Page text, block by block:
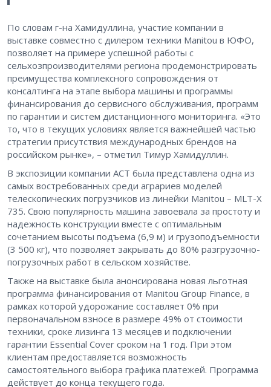
По словам г-на Хамидуллина, участие компании в
выставке совместно с дилером техники Manitou в ЮФО,
позволяет на примере успешной работы с
сельхозпроизводителями региона продемонстрировать
преимущества комплексного сопровождения от
консалтинга на этапе выбора машины и программы
финансирования до сервисного обслуживания, программ
по гарантии и систем дистанционного мониторинга. «Это
то, что в текущих условиях является важнейшей частью
стратегии присутствия международных брендов на
российском рынке», – отметил Тимур Хамидуллин.
В экспозиции компании АСТ была представлена одна из
самых востребованных среди аграриев моделей
телескопических погрузчиков из линейки Manitou – MLT-X
735. Свою популярность машина завоевала за простоту и
надежность конструкции вместе с оптимальным
сочетанием высоты подъема (6,9 м) и грузоподъемности
(3 500 кг), что позволяет закрывать до 80% разгрузочно-
погрузочных работ в сельском хозяйстве.
Также на выставке была анонсирована новая льготная
программа финансирования от Manitou Group Finance, в
рамках которой удорожание составляет 0% при
первоначальном взносе в размере 49% от стоимости
техники, сроке лизинга 13 месяцев и подключении
гарантии Essential Cover сроком на 1 год. При этом
клиентам предоставляется возможность
самостоятельного выбора графика платежей. Программа
действует до конца текущего года.